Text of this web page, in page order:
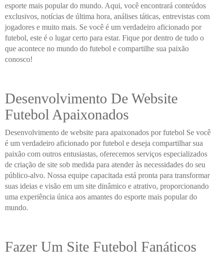
esporte mais popular do mundo. Aqui, você encontrará conteúdos
exclusivos, notícias de última hora, análises táticas, entrevistas com
jogadores e muito mais. Se você é um verdadeiro aficionado por
futebol, este é o lugar certo para estar. Fique por dentro de tudo o
que acontece no mundo do futebol e compartilhe sua paixão
conosco!
Desenvolvimento De Website
Futebol Apaixonados
Desenvolvimento de website para apaixonados por futebol Se você
é um verdadeiro aficionado por futebol e deseja compartilhar sua
paixão com outros entusiastas, oferecemos serviços especializados
de criação de site sob medida para atender às necessidades do seu
público-alvo. Nossa equipe capacitada está pronta para transformar
suas ideias e visão em um site dinâmico e atrativo, proporcionando
uma experiência única aos amantes do esporte mais popular do
mundo.
Fazer Um Site Futebol Fanáticos